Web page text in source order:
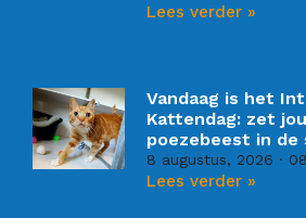
Lees verder »
Vandaag is het
Kattendag: zet
poezebeest in de
8 augustus, 2026
Lees verder »